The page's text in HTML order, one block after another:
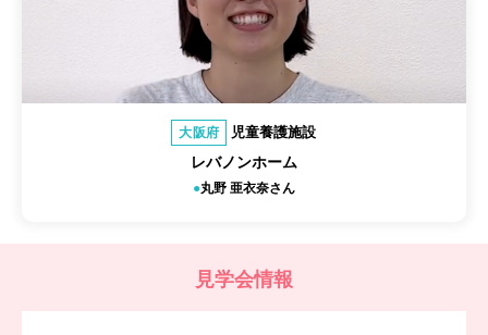
大阪府 児童養護施設
レバノンホーム
丸野 亜衣奈さん
見学会情報